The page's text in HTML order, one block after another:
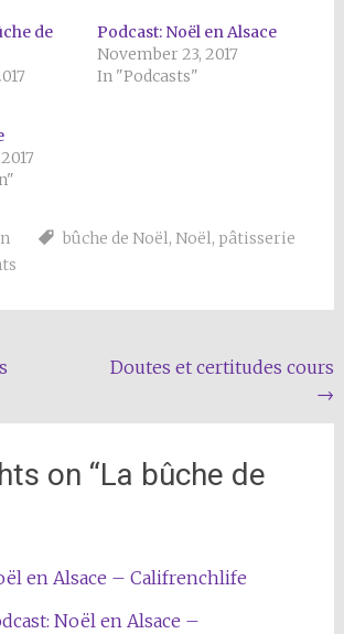
de
Podcast: Noël en Alsace
November 23, 2017
In "Podcasts"
bûche de Noël, Noël, pâtisserie
Doutes et certitudes cours
→
on “La bûche de
en Alsace – Califrenchlife
Noël en Alsace –